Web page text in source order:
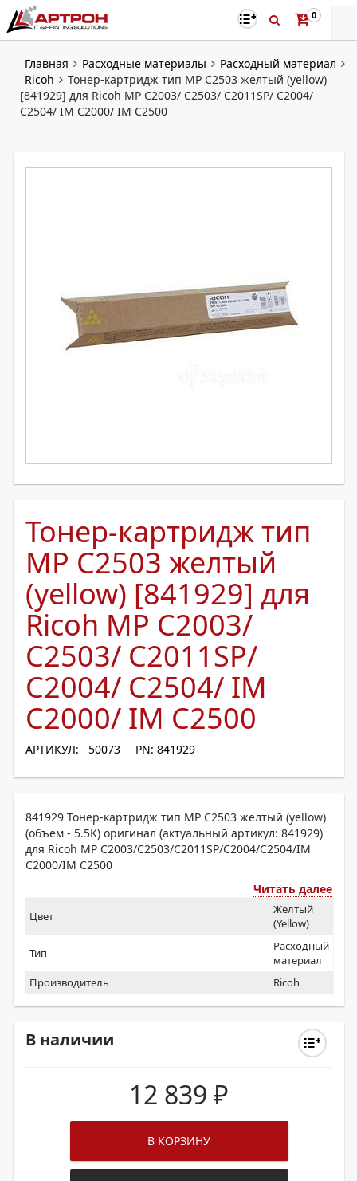
0
Главная Расходные материалы
Расходный материал
Ricoh
Тонер-картридж тип MP C2503 желтый (yellow)
[841929] для Ricoh MP C2003/ C2503/ C2011SP/ C2004/
C2504/ IM C2000/ IM C2500
Тонер-картридж тип
MP C2503 желтый
(yellow) [841929] для
Ricoh MP C2003/
C2503/ C2011SP/
C2004/ C2504/ IM
C2000/ IM C2500
АРТИКУЛ: 50073 PN: 841929
841929 Тонер-картридж тип MP C2503 желтый (yellow)
(объем - 5.5K) оригинал (актуальный артикул: 841929)
для Ricoh MP C2003/C2503/C2011SP/C2004/C2504/IM
C2000/IM C2500
Читать далее
Цвет
Желтый
(Yellow)
Тип
Расходный
материал
Производитель
Ricoh
В наличии
12 839 ₽
В КОРЗИНУ